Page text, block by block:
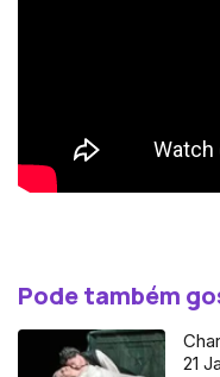
Pode também
21